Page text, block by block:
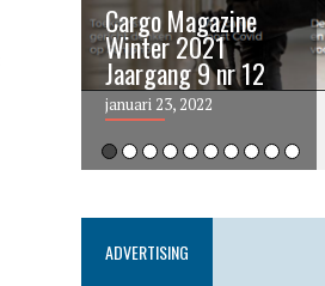
Cargo Magazine
Winter 2021
Jaargang 9 nr 12
januari 23, 2022
ADVERTISING